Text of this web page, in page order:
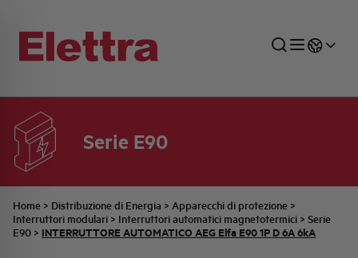
Serie E90
Home > Distribuzione di Energia > Apparecchi di protezione >
Interruttori modulari > Interruttori automatici magnetotermici > Serie
E90 > INTERRUTTORE AUTOMATICO AEG Elfa E90 1P D 6A 6kA
SETTORI
INDUSTRIALE
DISTRIBUZIONE DI ENERGIA
AUTOMAZIONE INDUSTRIALE
RETE COMMERCIALE
UFFICIO TECNICO
PREVENTIVAZIONE
COMMESSE QUADRI
AZIENDA
FAMIGLIA BELLINI
TUTTE LE NEWS
ULTIME NOTIZIE ISTITUZIONALI
JOB CAREERS
PARTNER